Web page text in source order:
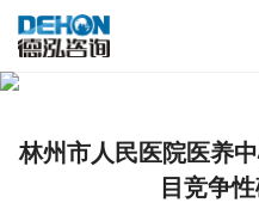
林州市人民医院医养
目竞争